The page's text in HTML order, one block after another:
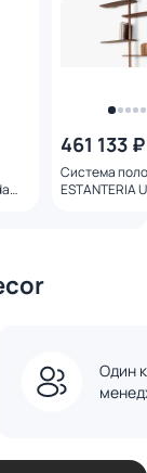
461 133 ₽
Система
ESTANTERIA
Один